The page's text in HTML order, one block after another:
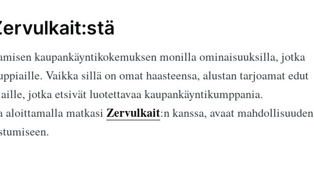
kaupankäyntikokemuksen monilla ominaisuuksilla, jotka
Vaikka sillä on omat haasteensa, alustan tarjoamat edut
jotka etsivät luotettavaa kaupankäyntikumppania.
aloittamalla matkasi Zervulkait:n kanssa, avaat mahdollisuuden